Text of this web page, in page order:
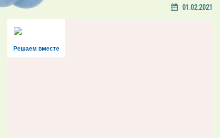
01.02.2021
Решаем вместе